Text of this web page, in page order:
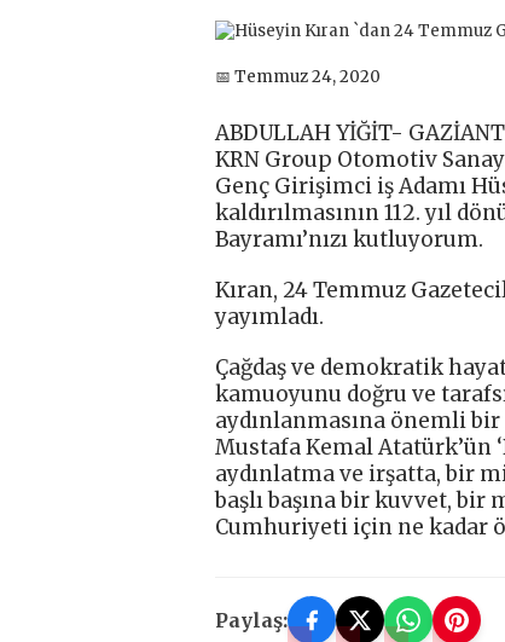
📅 Temmuz 24, 2020
ABDULLAH YİĞİT-
KRN Group Otomotiv
Genç Girişimci iş Adamı
kaldırılmasının 112. yıl
Bayramı’nızı kutluyorum.
Kıran, 24 Temmuz
yayımladı.
Çağdaş ve demokratik
kamuoyunu doğru ve
aydınlanmasına önemli bir
Mustafa Kemal Atatürk’ün
aydınlatma ve irşatta, bir
başlı başına bir kuvvet,
Cumhuriyeti için ne kadar
Paylaş: